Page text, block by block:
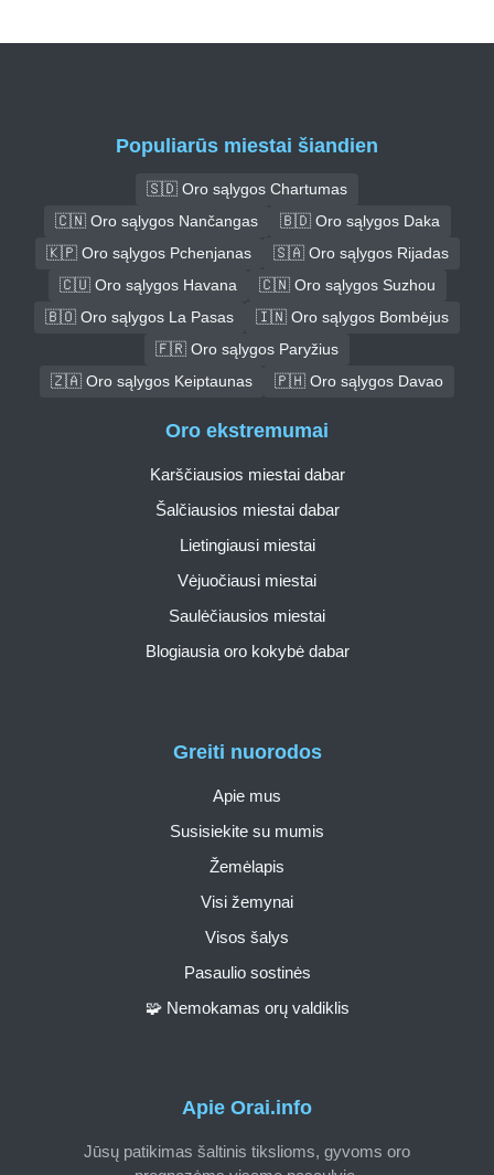
Populiarūs miestai šiandien
🇸🇩 Oro sąlygos Chartumas
🇨🇳 Oro sąlygos Nančangas
🇧🇩 Oro sąlygos Daka
🇰🇵 Oro sąlygos Pchenjanas
🇸🇦 Oro sąlygos Rijadas
🇨🇺 Oro sąlygos Havana
🇨🇳 Oro sąlygos Suzhou
🇧🇴 Oro sąlygos La Pasas
🇮🇳 Oro sąlygos Bombėjus
🇫🇷 Oro sąlygos Paryžius
🇿🇦 Oro sąlygos Keiptaunas
🇵🇭 Oro sąlygos Davao
Apie Orai.info
Jūsų patikimas šaltinis tikslioms, gyvoms oro
Greiti nuorodos
Apie mus
Susisiekite su mumis
Žemėlapis
Visi žemynai
Visos šalys
Pasaulio sostinės
🧩 Nemokamas orų valdiklis
Oro ekstremumai
Karščiausios miestai dabar
Šalčiausios miestai dabar
Lietingiausi miestai
Vėjuočiausi miestai
Saulėčiausios miestai
Blogiausia oro kokybė dabar